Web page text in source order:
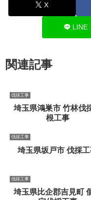
X
LINE
関連記事
伐採工事
埼玉県鴻巣市 竹林伐
根工事
伐採工事
埼玉県坂戸市 伐採
伐採工事
埼玉県比企郡吉見町